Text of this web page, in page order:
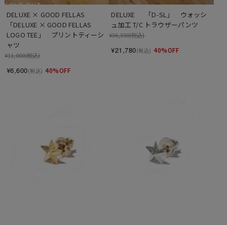
SOLD OUT
DELUXE × GOOD FELLAS
「DELUXE × GOOD FELLAS
LOGO TEE」　プリントティーシ
ャツ
¥11,000(税込)
¥6,600(税込) 40%OFF
DELUXE 　 「D-SL」　ウォッシ
ュ加工 T/C トラウザーパンツ
¥36,300(税込)
¥21,780(税込) 40%OFF